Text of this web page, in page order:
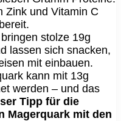
Zink und Vitamin C
stolze 19g
lassen sich snacken,
mit einbauen.
kann mit 13g
werden – und das
Tipp für die
Magerquark mit den